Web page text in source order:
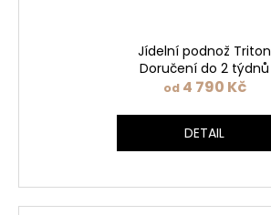
Jídelní podnož Triton
Doručení do 2 týdnů
od4 790 Kč
DETAIL